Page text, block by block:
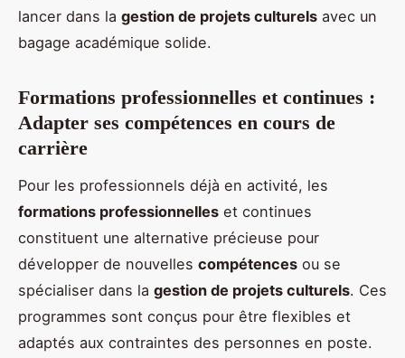
lancer dans la gestion de projets culturels avec un
bagage académique solide.
Formations professionnelles et continues :
Adapter ses compétences en cours de
carrière
Pour les professionnels déjà en activité, les
formations professionnelles et continues
constituent une alternative précieuse pour
développer de nouvelles compétences ou se
spécialiser dans la gestion de projets culturels. Ces
programmes sont conçus pour être flexibles et
adaptés aux contraintes des personnes en poste.